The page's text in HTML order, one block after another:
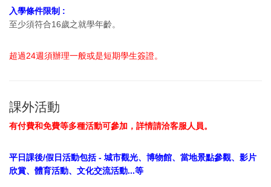
入學條件限制 :
至少須符合16歲之就學年齡。
超過24週須辦理一般或是短期學生簽證。
課外活動
有付費和免費等多種活動可參加，詳情請洽客服人員。
平日課後/假日活動包括 - 城市觀光、博物館、當地景點參觀、影片
欣賞、體育活動、文化交流活動...等